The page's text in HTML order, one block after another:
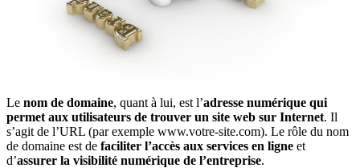
Le nom de domaine, quant à lui, est l’adresse numérique qui
permet aux utilisateurs de trouver un site web sur Internet. Il
s’agit de l’URL (par exemple www.votre-site.com). Le rôle du nom
de domaine est de faciliter l’accès aux services en ligne et
d’assurer la visibilité numérique de l’entreprise.